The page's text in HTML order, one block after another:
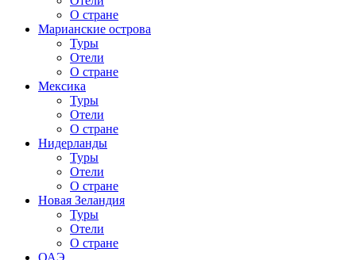
О стране
Марианские острова
Туры
Отели
О стране
Мексика
Туры
Отели
О стране
Нидерланды
Туры
Отели
О стране
Новая Зеландия
Туры
Отели
О стране
ОАЭ